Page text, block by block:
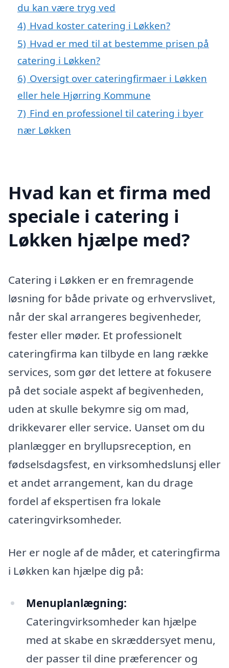
du kan være tryg ved
4) Hvad koster catering i Løkken?
5) Hvad er med til at bestemme prisen på
catering i Løkken?
6) Oversigt over cateringfirmaer i Løkken
eller hele Hjørring Kommune
7) Find en professionel til catering i byer
nær Løkken
Hvad kan et firma med
speciale i catering i
Løkken hjælpe med?
Catering i Løkken er en fremragende
løsning for både private og erhvervslivet,
når der skal arrangeres begivenheder,
fester eller møder. Et professionelt
cateringfirma kan tilbyde en lang række
services, som gør det lettere at fokusere
på det sociale aspekt af begivenheden,
uden at skulle bekymre sig om mad,
drikkevarer eller service. Uanset om du
planlægger en bryllupsreception, en
fødselsdagsfest, en virksomhedslunsj eller
et andet arrangement, kan du drage
fordel af ekspertisen fra lokale
cateringvirksomheder.
Her er nogle af de måder, et cateringfirma
i Løkken kan hjælpe dig på:
Menuplanlægning:
Cateringvirksomheder kan hjælpe
med at skabe en skræddersyet menu,
der passer til dine præferencer og